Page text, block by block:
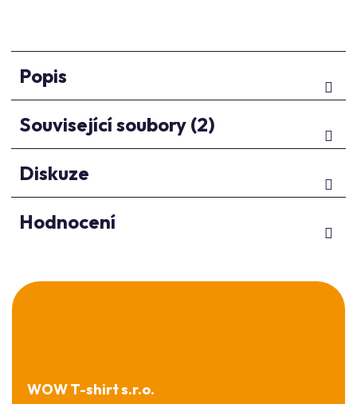
Popis
Související soubory (2)
Diskuze
Hodnocení
Z
á
WOW T-shirt s.r.o.